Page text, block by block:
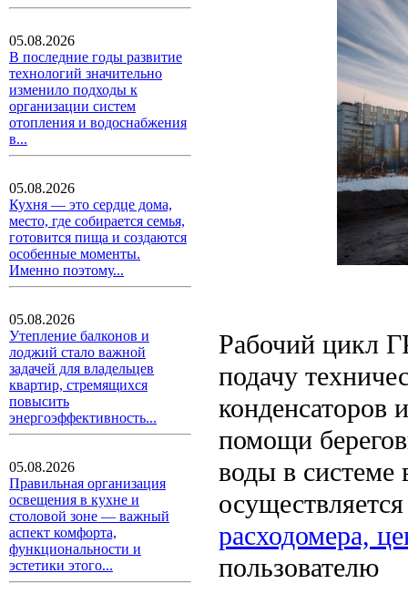
05.08.2026
В последние годы развитие
технологий значительно
изменило подходы к
организации систем
отопления и водоснабжения
в...
05.08.2026
Кухня — это сердце дома,
место, где собирается семья,
готовится пища и создаются
особенные моменты.
Именно поэтому...
05.08.2026
Утепление балконов и
лоджий стало важной
задачей для владельцев
квартир, стремящихся
повысить
энергоэффективность...
05.08.2026
Правильная организация
освещения в кухне и
столовой зоне — важный
аспект комфорта,
функциональности и
эстетики этого...
Рабочий цикл
подачу
конденсаторов
помощи
воды в системе
расходомера,
пользователю